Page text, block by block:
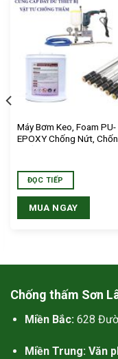
Máy Bơm Keo, Foam PU-
EPOXY Chống Nứt,
ĐỌC TIẾP
MUA NGAY
SƠN LÂM
hộ và tin tưởng
sẽ trở thành
lao cho GiuseArt
họa những ý
trở thành hiện
使用幾丁聚糖作為
奧利司他的排油
。可以認為羅氏
麗更好。更重要
Chống thấm Sơn
Miền Bắc: 628
Miền Trung: Văn